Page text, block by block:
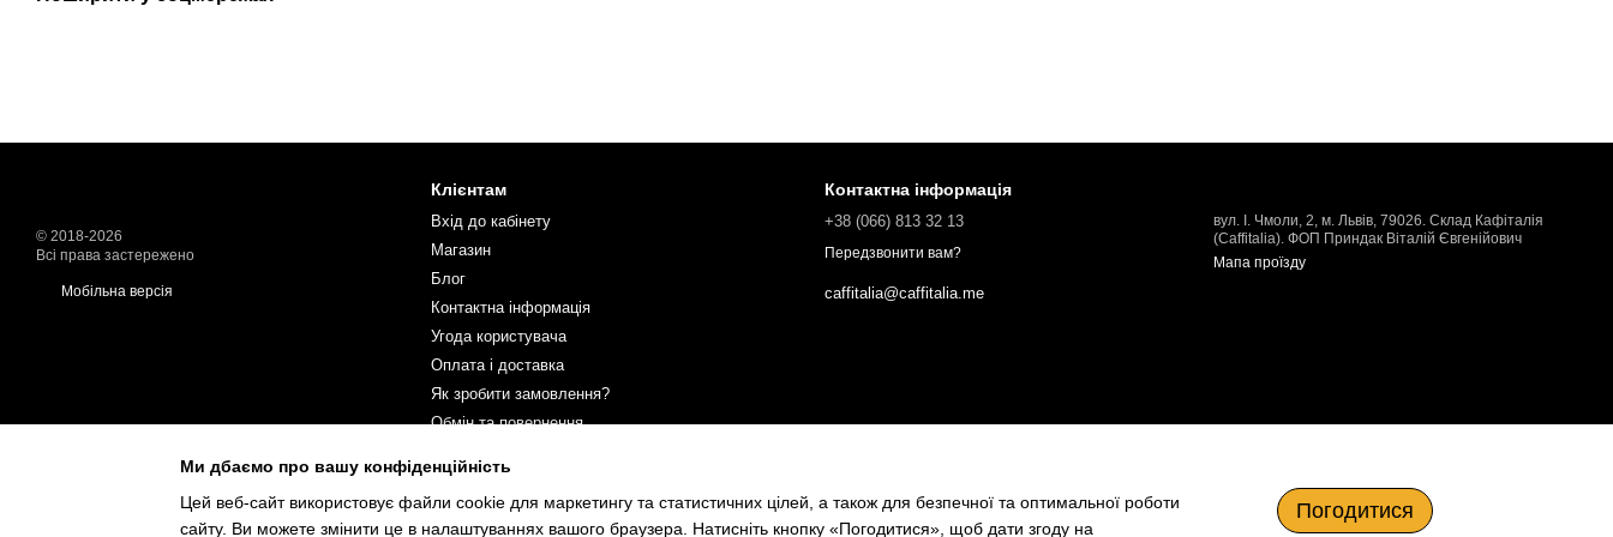
© 2018-2026
Всі права застережено
Мобільна версія
Клієнтам
Вхід до кабінету
Магазин
Блог
Контактна інформація
Угода користувача
Оплата і доставка
Як зробити замовлення?
Обмін та повернення
Ми в соцмережах
Контактна інформація
+38 (066) 813 32 13
Передзвонити вам?
caffitalia@caffitalia.me
вул. І. Чмоли, 2, м. Львів, 79026. Склад Кафіталія
(Caffitalia). ФОП Приндак Віталій Євгенійович
Мапа проїзду
Ми дбаємо про вашу конфіденційність
Цей веб-сайт використовує файли cookie для маркетингу та статистичних цілей, а також для безпечної та оптимальної роботи
сайту. Ви можете змінити це в налаштуваннях вашого браузера. Натисніть кнопку «Погодитися», щоб дати згоду на
Погодитися